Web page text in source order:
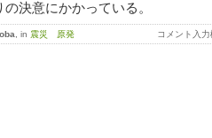
決意にかかっている。
, in 震災 原発 コメント入力